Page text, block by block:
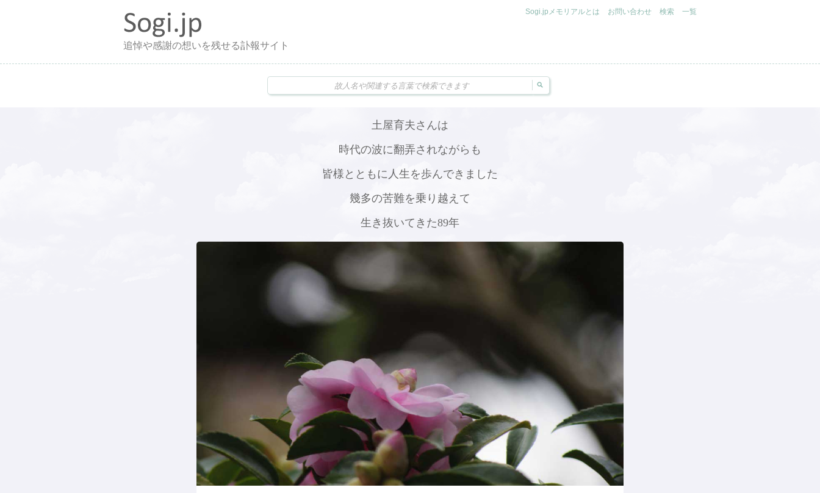
追悼や感謝の想いを残せる訃報サイト
Sogi.jpメモリアルとは お問い合わせ 検索 一覧
土屋育夫さんは
時代の波に翻弄されながらも
皆様とともに人生を歩んできました
幾多の苦難を乗り越えて
生き抜いてきた89年